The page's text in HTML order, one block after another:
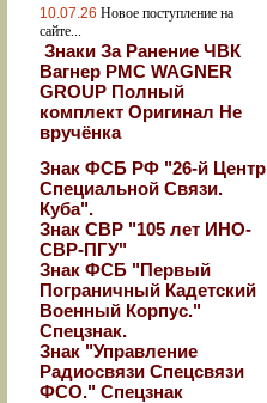
10.07.26 Новое поступление на
сайте...
Знаки За Ранение ЧВК
Вагнер РМС WAGNER
GROUP Полный
комплект Оригинал Не
вручёнка
Знак ФСБ РФ "26-й Центр
Специальной Связи.
Куба".
Знак СВР "105 лет ИНО-
СВР-ПГУ"
Знак ФСБ "Первый
Пограничный Кадетский
Военный Корпус."
Спецзнак.
Знак "Управление
Радиосвязи Спецсвязи
ФСО." Спецзнак